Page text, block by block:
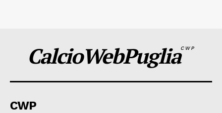
CalcioWebPugliaCWP
CWP